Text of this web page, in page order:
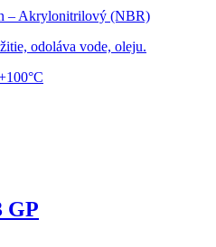
– Akrylonitrilový (NBR)
odoláva vode, oleju.
GP